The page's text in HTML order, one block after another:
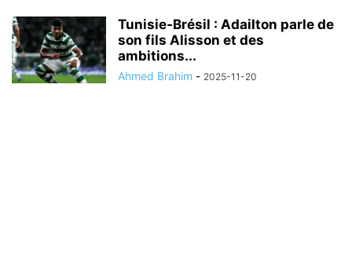
Tunisie‑Brésil : Adailton parle de
son fils Alisson et des
ambitions...
Ahmed Brahim - 2025-11-20